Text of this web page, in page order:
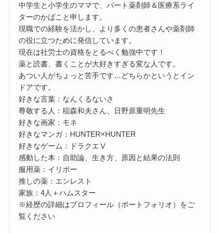
中学生と小学生のママで、パート薬剤師＆医療系ライ
ターのかばこと申します。
現職での経験を活かし、より多くの患者さんや薬剤師
の役に立つために発信しています。
現在は社労士の資格をとるべく勉強中です！
薬と読書、書くことが大好きすぎる変な人です。
あつい人がちょっと苦手です…どちらかというとイン
ドアです。
好きな言葉：なんくるないさ
尊敬する人：稲森和夫さん、日野原重明先生
好きな画家：モネ
好きなマンガ：HUNTER×HUNTER
好きなゲーム：ドラクエⅤ
感動した本：自助論、生き方、原因と結果の法則
服用薬：イリボー
推しの薬：エンレスト
家族：4人＋ハムスター
※経歴の詳細はプロフィール（ポートフォリオ）をご
覧ください